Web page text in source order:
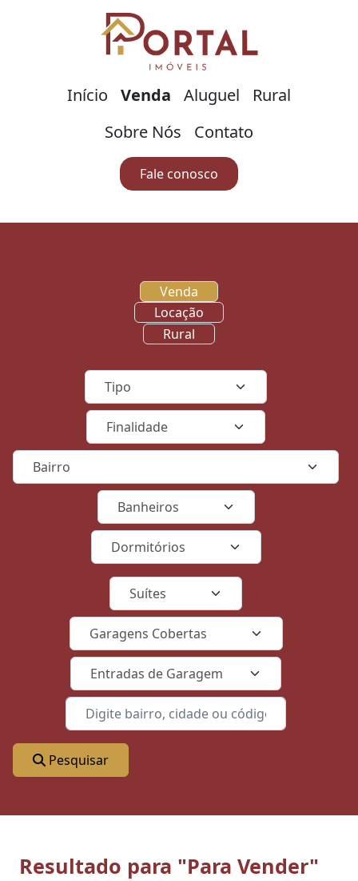
Início Venda Aluguel
Rural
Sobre Nós
Contato
Fale conosco
Venda
Locação
Rural
Tipo
Finalidade
Bairro
Banheiros
Dormtórios
Suítes
Garagens Cobertas
Entradas de Garagem
Pesquisar
Resultado para "Para Vender"